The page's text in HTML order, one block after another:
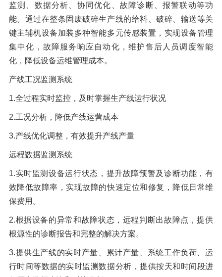
监测、数据分析、协同优化、故障诊断、报警联动等功
能。通过在整条固废破碎生产线的给料、破碎、输送等关
键主辅机设备加装多种智能多元传感装置，实现设备管理
集中化，故障服务响应自动化，维护售后人员调度智能
化，降低设备运维管理成本。
产线工况监测系统
1.全过程实时监控，及时掌握生产线运行状况
2.工况分析，降低产线运营成本
3.产线优化调整，有效提升产线产量
远程数据监测系统
1.实时监测设备运行状态，提升故障预警及诊断功能，有
效降低故障率，实现故障的快速定位和修复，降低日常维
保费用。
2.根据设备的异常和故障状态，远程判断出故障点，提供
根源性的诊断报告和完整的解决方案。
3.提供生产线的实时产量、累计产量、系统工作负荷、运
行时间等数据的实时监测数据分析，提供按天和时间段进